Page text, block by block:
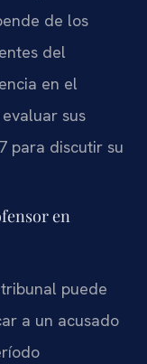
de los
del
en el
sus
para discutir su
en
puede
a un acusado